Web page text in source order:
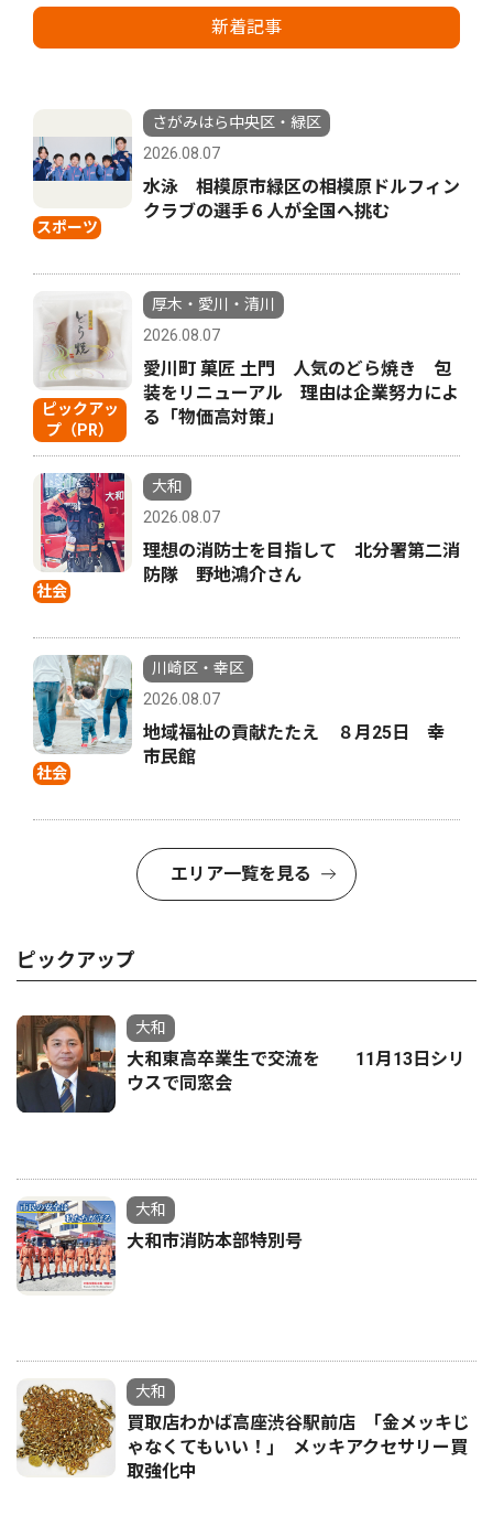
新着記事
スポーツ
さがみはら中央区・緑区
2026.08.07
水泳 相模原市緑区の相模原ドルフィン
クラブの選手６人が全国へ挑む
ピックアッ
プ（PR）
厚木・愛川・清川
2026.08.07
愛川町 菓匠 土門 人気のどら焼き 包
装をリニューアル 理由は企業努力によ
る「物価高対策」
社会
大和
2026.08.07
理想の消防士を目指して 北分署第二消
防隊 野地鴻介さん
社会
川崎区・幸区
2026.08.07
地域福祉の貢献たたえ ８月25日 幸
市民館
エリア一覧を見る
ピックアップ
大和
大和東高卒業生で交流を 11月13日シリ
ウスで同窓会
大和
大和市消防本部特別号
大和
買取店わかば高座渋谷駅前店 ｢金メッキじ
ゃなくてもいい！｣ メッキアクセサリー買
取強化中